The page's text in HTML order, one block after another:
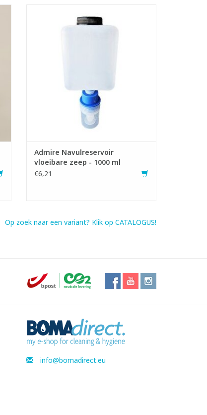
zeepdispenser.
- Geschikt voor alle vloeibare zepen.
Admire Navulreservoir
vloeibare zeep - 1000 ml
€6,21
Op zoek naar een variant? Klik op CATALOGUS!
info@bomadirect.eu